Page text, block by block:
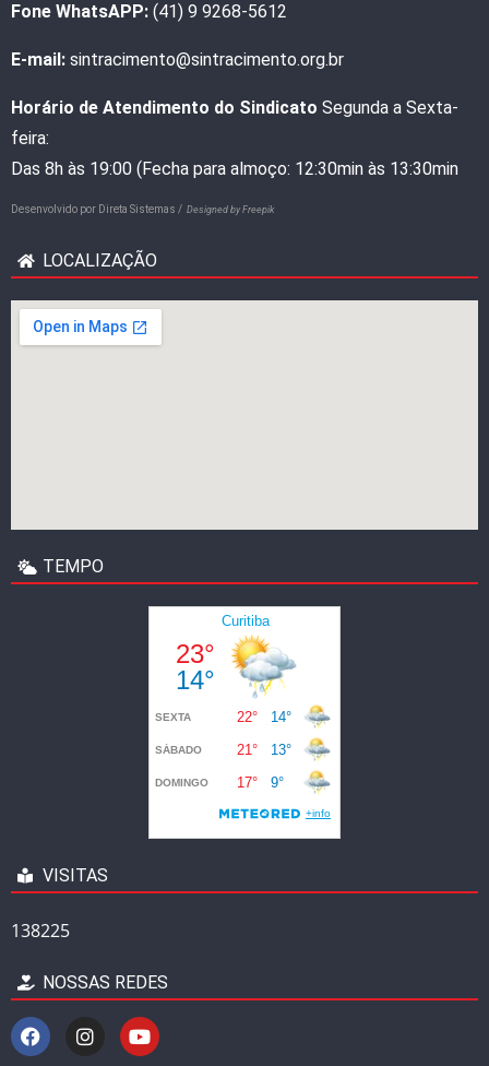
Fone WhatsAPP: (41) 9 9268-5612
E-mail: sintracimento@sintracimento.org.br
Horário de Atendimento do Sindicato Segunda a Sexta-
feira:
Das 8h às 19:00 (Fecha para almoço: 12:30min às 13:30min
Desenvolvido por Direta Sistemas / Designed by Freepik
LOCALIZAÇÃO
TEMPO
VISITAS
138225
NOSSAS REDES